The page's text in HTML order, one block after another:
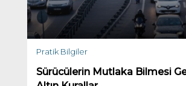
Pratik Bilgiler
Sürücülerin Mutlaka Bilmesi